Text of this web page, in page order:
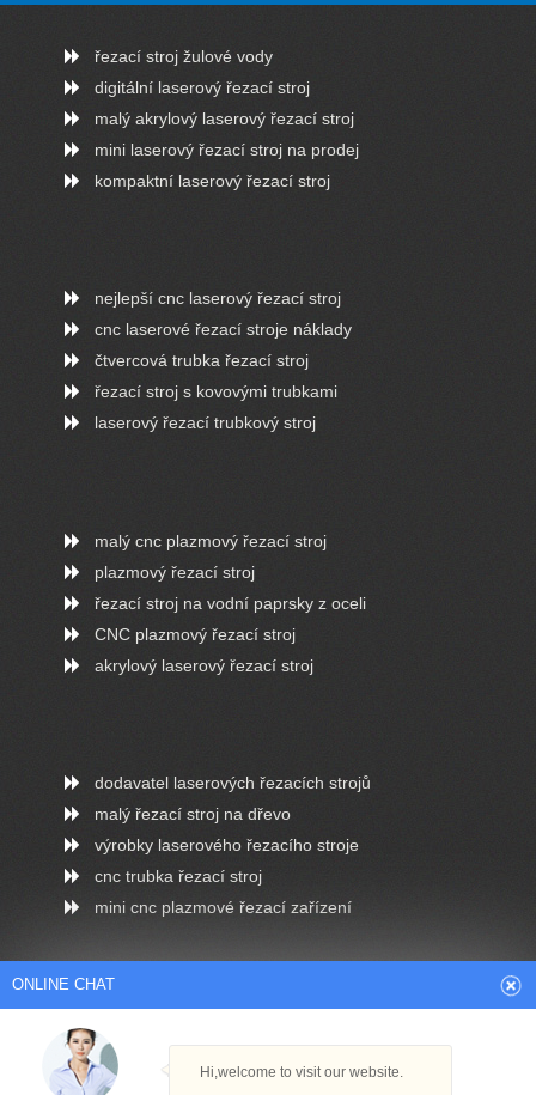
řezací stroj žulové vody
digitální laserový řezací stroj
malý akrylový laserový řezací stroj
mini laserový řezací stroj na prodej
kompaktní laserový řezací stroj
nejlepší cnc laserový řezací stroj
cnc laserové řezací stroje náklady
čtvercová trubka řezací stroj
řezací stroj s kovovými trubkami
laserový řezací trubkový stroj
malý cnc plazmový řezací stroj
plazmový řezací stroj
řezací stroj na vodní paprsky z oceli
CNC plazmový řezací stroj
akrylový laserový řezací stroj
dodavatel laserových řezacích strojů
malý řezací stroj na dřevo
výrobky laserového řezacího stroje
cnc trubka řezací stroj
mini cnc plazmové řezací zařízení
Arabic
German
ONLINE CHAT
Hi,welcome to visit our website.